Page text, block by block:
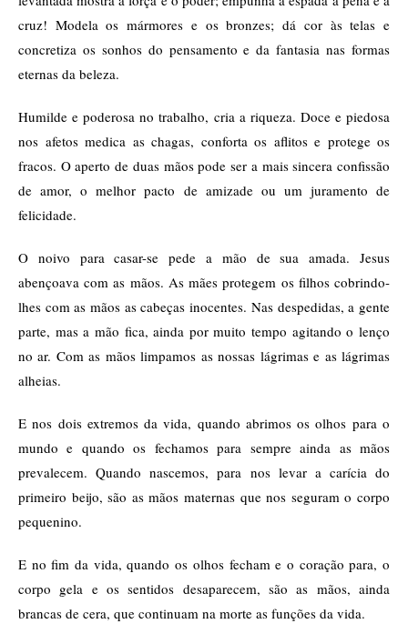
cruz! Modela os mármores e os bronzes; dá cor às telas e
concretiza os sonhos do pensamento e da fantasia nas formas
eternas da beleza.
Humilde e poderosa no trabalho, cria a riqueza. Doce e piedosa
nos afetos medica as chagas, conforta os aflitos e protege os
fracos. O aperto de duas mãos pode ser a mais sincera confissão
de amor, o melhor pacto de amizade ou um juramento de
felicidade.
O noivo para casar-se pede a mão de sua amada. Jesus
abençoava com as mãos. As mães protegem os filhos cobrindo-
lhes com as mãos as cabeças inocentes. Nas despedidas, a gente
parte, mas a mão fica, ainda por muito tempo agitando o lenço
no ar. Com as mãos limpamos as nossas lágrimas e as lágrimas
alheias.
E nos dois extremos da vida, quando abrimos os olhos para o
mundo e quando os fechamos para sempre ainda as mãos
prevalecem. Quando nascemos, para nos levar a carícia do
primeiro beijo, são as mãos maternas que nos seguram o corpo
pequenino.
E no fim da vida, quando os olhos fecham e o coração para, o
corpo gela e os sentidos desaparecem, são as mãos, ainda
brancas de cera, que continuam na morte as funções da vida.